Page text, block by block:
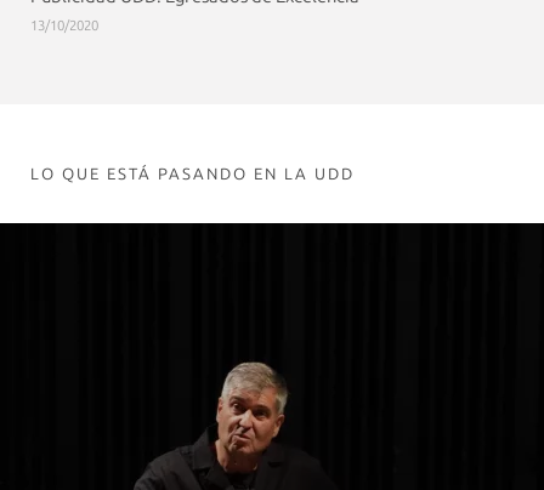
13/10/2020
LO QUE ESTÁ PASANDO EN LA UDD